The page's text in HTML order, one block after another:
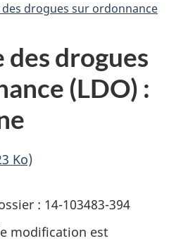
drogues sur ordonnance
des drogues
(LDO) :
Ko)
: 14-103483-394
modification est